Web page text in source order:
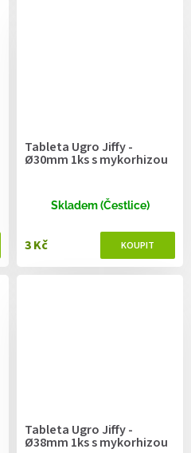
Tableta Ugro Jiffy -
Ø30mm 1ks s mykorhizou
Skladem (Čestlice)
3 Kč
Tableta Ugro Jiffy -
Ø38mm 1ks s mykorhizou